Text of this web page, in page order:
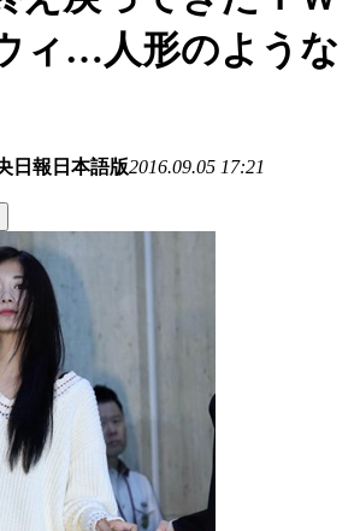
ィ…人形のような
日報日本語版2016.09.05 17:21